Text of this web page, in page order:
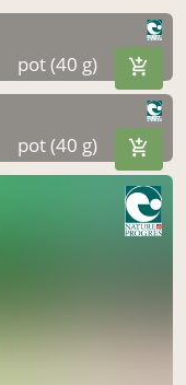
pot (40 g)
pot (40 g)